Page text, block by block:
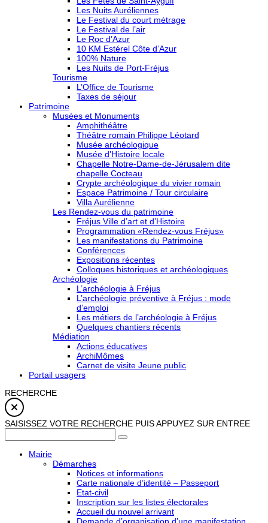
Les Nuits Auréliennes
Le Festival du court métrage
Le Festival de l’air
Le Roc d’Azur
10 KM Estérel Côte d’Azur
100% Nature
Les Nuits de Port-Fréjus
Tourisme
L’Office de Tourisme
Taxes de séjour
Patrimoine
Musées et Monuments
Amphithéâtre
Théâtre romain Philippe Léotard
Musée archéologique
Musée d’Histoire locale
Chapelle Notre-Dame-de-Jérusalem dite
chapelle Cocteau
Crypte archéologique du vivier romain
Espace Patrimoine / Tour circulaire
Villa Aurélienne
Les Rendez-vous du patrimoine
Fréjus Ville d’art et d’Histoire
Programmation «Rendez-vous Fréjus»
Les manifestations du Patrimoine
Conférences
Expositions récentes
Colloques historiques et archéologiques
Archéologie
L’archéologie à Fréjus
L’archéologie préventive à Fréjus : mode
d’emploi
Les métiers de l’archéologie à Fréjus
Quelques chantiers récents
Médiation
Actions éducatives
ArchiMômes
Carnet de visite Jeune public
Portail usagers
RECHERCHE
SAISISSEZ VOTRE RECHERCHE PUIS APPUYEZ SUR ENTREE
Mairie
Démarches
Notices et informations
Carte nationale d’identité – Passeport
Etat-civil
Inscription sur les listes électorales
Accueil du nouvel arrivant